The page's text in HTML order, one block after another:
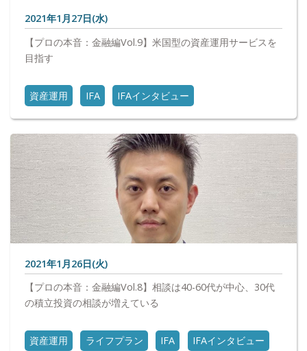
2021年1月27日(水)
【プロの本音：金融編Vol.9】米国型の資産運用サービスを
目指す
資産運用 IFA IFAインタビュー
2021年1月26日(火)
【プロの本音：金融編Vol.8】相談は40-60代が中心、30代
の積立投資の相談が増えている
資産運用 ライフプラン IFA IFAインタビュー